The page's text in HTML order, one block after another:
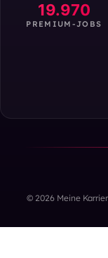
19.970
PREMIUM-JOBS
© 2026 Meine